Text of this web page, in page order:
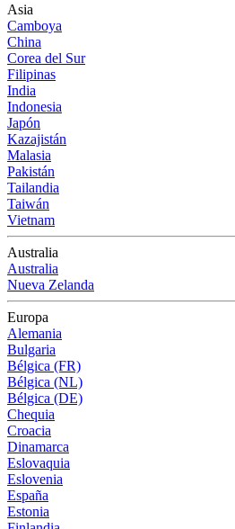
Asia
Camboya
China
Corea del Sur
Filipinas
India
Indonesia
Japón
Kazajistán
Malasia
Pakistán
Tailandia
Taiwán
Vietnam
Australia
Australia
Nueva Zelanda
Europa
Alemania
Bulgaria
Bélgica (FR)
Bélgica (NL)
Bélgica (DE)
Chequia
Croacia
Dinamarca
Eslovaquia
Eslovenia
España
Estonia